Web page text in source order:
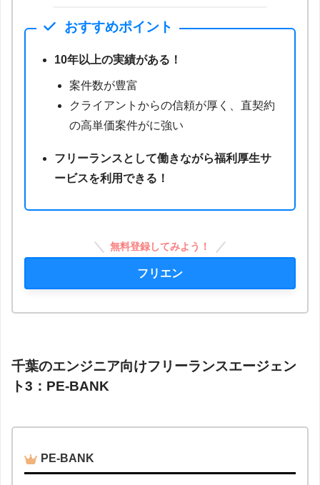
おすすめポイント
10年以上の実績がある！
案件数が豊富
クライアントからの信頼が厚く、直契約
の高単価案件がに強い
フリーランスとして働きながら福利厚生サ
ービスを利用できる！
無料登録してみよう！
フリエン
千葉のエンジニア向けフリーランスエージェン
ト3：PE-BANK
PE-BANK